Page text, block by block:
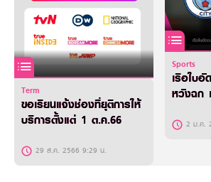
Term
ขอเรียนแจ้งช่องที่ยุติการให้
บริการตั้งแต่ 1 ต.ค.66
29 ส.ค. 2566 9:29 น.
Sports
เรือใบ
หวังฉก
2 ม.ค.